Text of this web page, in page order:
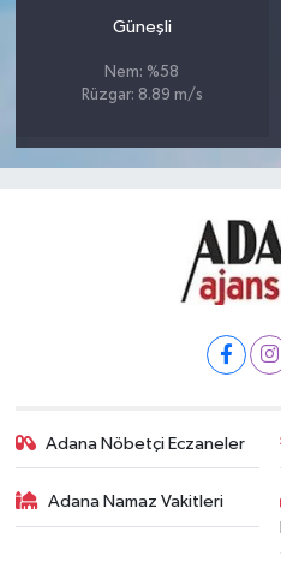
Güneşli
Nem: %58
Rüzgar: 8.89 m/s
Adana Nöbetçi Eczaneler
Adana Namaz Vakitleri